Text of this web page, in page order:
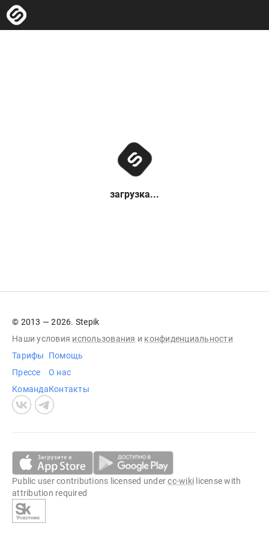
загрузка...
© 2013 — 2026. Stepik
Наши условия использования и конфиденциальности
Тарифы
Прессе
Команда
Помощь
О нас
Контакты
Public user contributions licensed undercc-wiki license with
attribution required